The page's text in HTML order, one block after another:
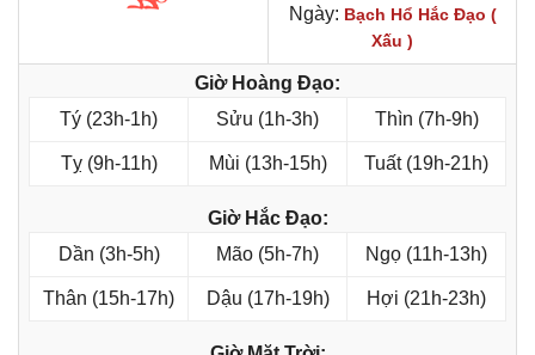
Ngày: Bạch Hổ Hắc Đạo (
Xấu )
Giờ Hoàng Đạo:
Tý (23h-1h)
Sửu (1h-3h) Thìn (7h-9h)
Tỵ (9h-11h) Mùi (13h-15h) Tuất (19h-21h)
Giờ Hắc Đạo:
Dần (3h-5h)
Mão (5h-7h) Ngọ (11h-13h)
Thân (15h-17h) Dậu (17h-19h) Hợi (21h-23h)